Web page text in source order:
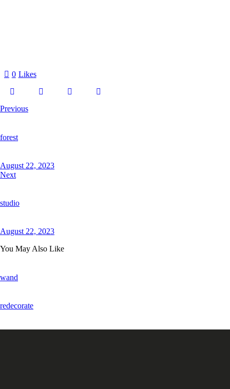
0 Likes
Previous
forest
August 22, 2023
Next
studio
August 22, 2023
You May Also Like
wand
redecorate